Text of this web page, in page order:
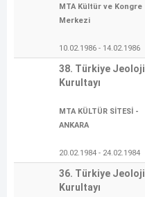
MTA Kültür ve Kongre
Merkezi
10.02.1986 - 14.02.1986
38. Türkiye Jeoloji
Kurultayı
MTA KÜLTÜR SİTESİ -
ANKARA
20.02.1984 - 24.02.1984
36. Türkiye Jeoloji
Kurultayı